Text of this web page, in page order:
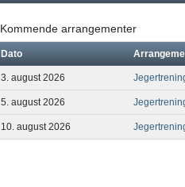
Kommende arrangementer
Dato
3. august 2026
5. august 2026
10. august 2026